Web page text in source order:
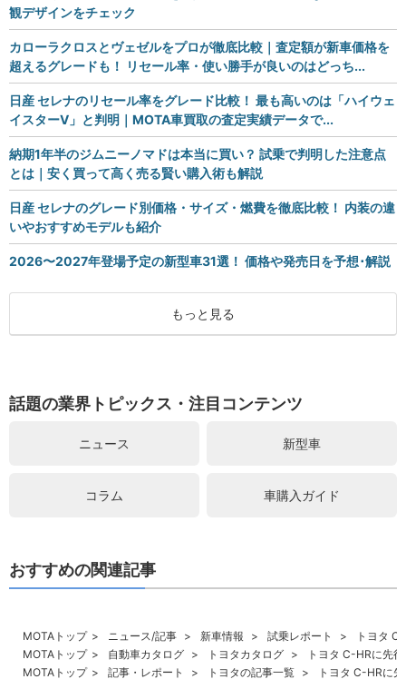
観デザインをチェック
カローラクロスとヴェゼルをプロが徹底比較｜査定額が新車価格を
超えるグレードも！ リセール率・使い勝手が良いのはどっち...
日産 セレナのリセール率をグレード比較！ 最も高いのは「ハイウェ
イスターV」と判明｜MOTA車買取の査定実績データで...
納期1年半のジムニーノマドは本当に買い？ 試乗で判明した注意点
とは｜安く買って高く売る賢い購入術も解説
日産 セレナのグレード別価格・サイズ・燃費を徹底比較！ 内装の違
いやおすすめモデルも紹介
2026〜2027年登場予定の新型車31選！ 価格や発売日を予想･解説
もっと見る
話題の業界トピックス・注目コンテンツ
ニュース 新型車
コラム 車購入ガイド
おすすめの関連記事
MOTAトップ ニュース/記事 新車情報 試乗レポート
トヨタ
MOTAトップ
自動車カタログ トヨタカタログ
トヨタ C-HRに先
MOTAトップ
記事・レポート トヨタの記事一覧 トヨタ C-HRに